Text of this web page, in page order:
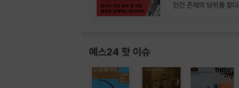
인간 존재의 당위를 찾다
예스24 핫 이슈